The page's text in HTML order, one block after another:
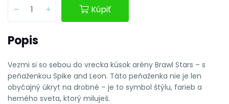
Kúpiť
Popis
Vezmi si so sebou do vrecka kúsok arény Brawl Stars – s
peňaženkou Spike and Leon. Táto peňaženka nie je len
obyčajný úkryt na drobné – je to symbol štýlu, farieb a
herného sveta, ktorý miluješ.